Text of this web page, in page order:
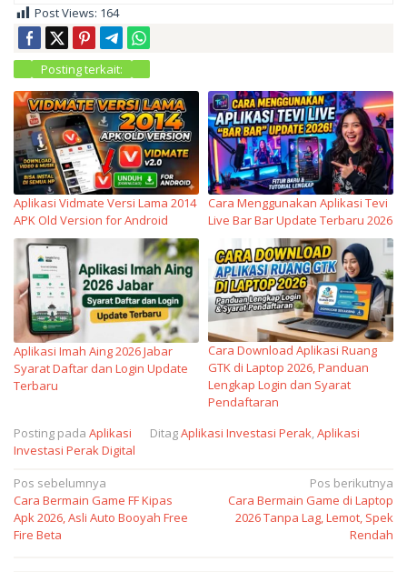
Post Views: 164
Posting terkait:
Aplikasi Vidmate Versi Lama 2014
APK Old Version for Android
Cara Menggunakan Aplikasi Tevi
Live Bar Bar Update Terbaru 2026
Aplikasi Imah Aing 2026 Jabar
Syarat Daftar dan Login Update
Terbaru
Cara Download Aplikasi Ruang
GTK di Laptop 2026, Panduan
Lengkap Login dan Syarat
Pendaftaran
Posting pada Aplikasi DitagAplikasi Investasi Perak,Aplikasi
Investasi Perak Digital
Navigasi
pos
Pos sebelumnya
Cara Bermain Game FF Kipas
Apk 2026, Asli Auto Booyah Free
Fire Beta
Pos berikutnya
Cara Bermain Game di Laptop
2026 Tanpa Lag, Lemot, Spek
Rendah